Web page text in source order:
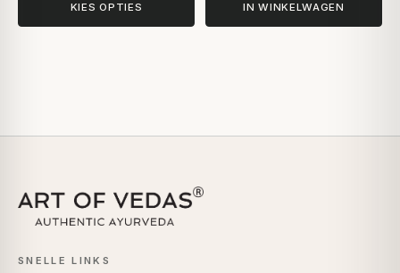
KIES OPTIES IN WINKELWAGEN
SNELLE LINKS